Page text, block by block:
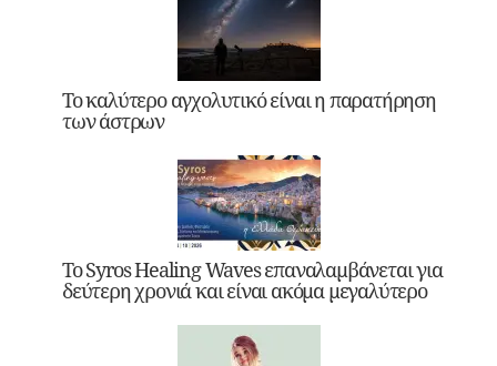
Το καλύτερο αγχολυτικό είναι η παρατήρηση
των άστρων
Το Syros Healing Waves επαναλαμβάνεται για
δεύτερη χρονιά και είναι ακόμα μεγαλύτερο